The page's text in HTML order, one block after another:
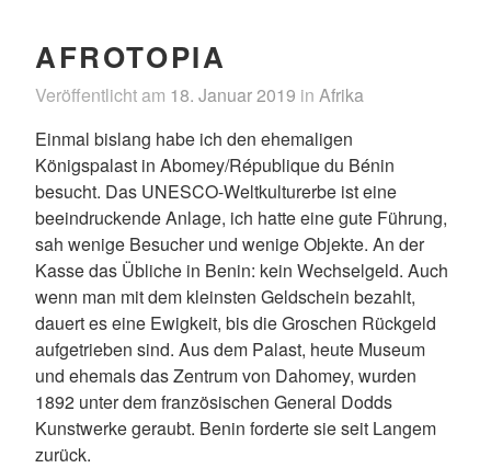
AFROTOPIA
Veröffentlicht am 18. Januar 2019 in Afrika
Einmal bislang habe ich den ehemaligen
Königspalast in Abomey/République du Bénin
besucht. Das UNESCO-Weltkulturerbe ist eine
beeindruckende Anlage, ich hatte eine gute Führung,
sah wenige Besucher und wenige Objekte. An der
Kasse das Übliche in Benin: kein Wechselgeld. Auch
wenn man mit dem kleinsten Geldschein bezahlt,
dauert es eine Ewigkeit, bis die Groschen Rückgeld
aufgetrieben sind. Aus dem Palast, heute Museum
und ehemals das Zentrum von Dahomey, wurden
1892 unter dem französischen General Dodds
Kunstwerke geraubt. Benin forderte sie seit Langem
zurück.